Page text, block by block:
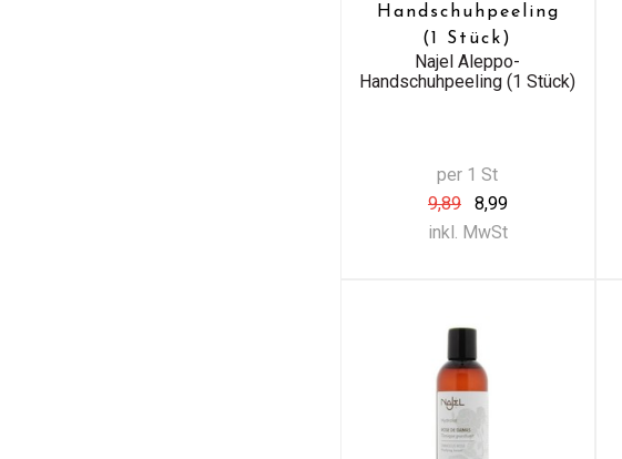
Handschuhpeeling
(1 Stück)
Najel Aleppo-
Handschuhpeeling (1 Stück)
per 1 St
9,89
8,99
inkl. MwSt